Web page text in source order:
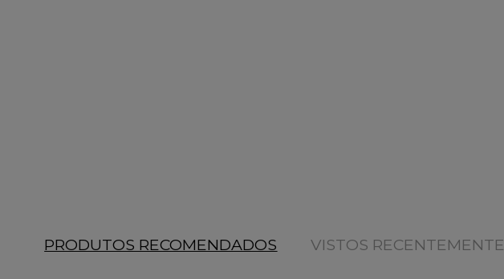
PRODUTOS RECOMENDADOS VISTOS RECENTEMENTE